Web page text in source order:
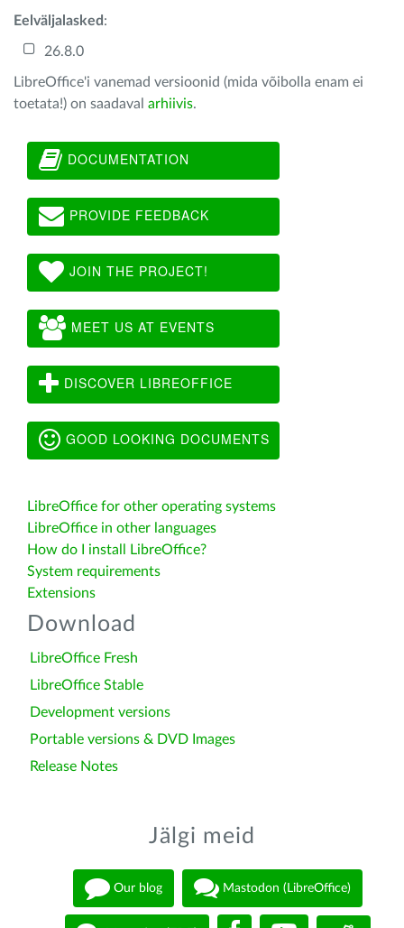
Eelväljalasked :
26.8.0
LibreOffice'i vanemad versioonid (mida võibolla enam ei
toetata!) on saadaval arhiivis.
DOCUMENTATION
PROVIDE FEEDBACK
JOIN THE PROJECT!
MEET US AT EVENTS
DISCOVER LIBREOFFICE
GOOD LOOKING DOCUMENTS
LibreOffice for other operating systems
LibreOffice in other languages
How do I install LibreOffice?
System requirements
Extensions
Download
LibreOffice Fresh
LibreOffice Stable
Development versions
Portable versions & DVD Images
Release Notes
Jälgi meid
Our blog Mastodon (LibreOffice)